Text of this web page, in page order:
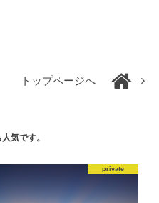
トップページへ
気です。
private